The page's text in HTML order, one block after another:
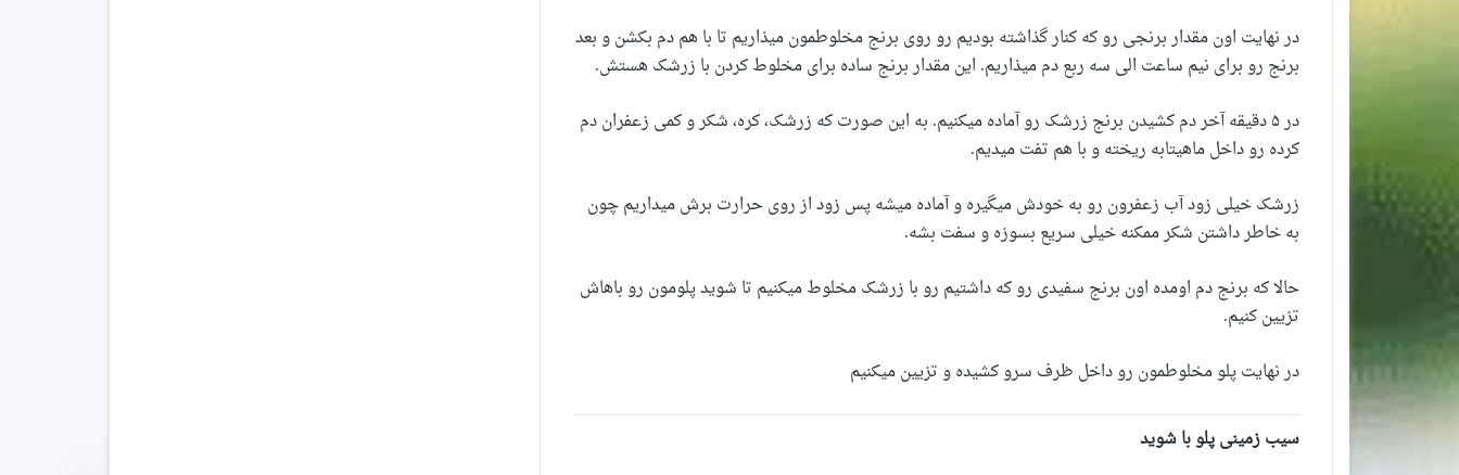
در نهایت اون مقدار برنجی رو که کنار گذاشته بودیم رو روی برنج مخلوطمون میذاریم تا با هم دم بکشن و بعد
برنج رو برای نیم ساعت الی سه ربع دم میذاریم. این مقدار برنج ساده برای مخلوط کردن با زرشک هستش.
در ۵ دقیقه آخر دم کشیدن برنج زرشک رو آماده میکنیم. به این صورت که زرشک، کره، شکر و کمی زعفران دم
کرده رو داخل ماهیتابه ریخته و با هم تفت میدیم.
زرشک خیلی زود آب زعفرون رو به خودش میگیره و آماده میشه پس زود از روی حرارت برش میداریم چون
به خاطر داشتن شکر ممکنه خیلی سریع بسوزه و سفت بشه.
حالا که برنج دم اومده اون برنج سفیدی رو که داشتیم رو با زرشک مخلوط میکنیم تا شوید پلومون رو باهاش
تزیین کنیم.
در نهایت پلو مخلوطمون رو داخل ظرف سرو کشیده و تزیین میکنیم
سیب زمینی پلو با شوید